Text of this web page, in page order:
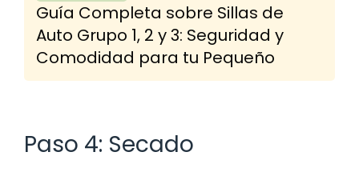
Guía Completa sobre Sillas de
Auto Grupo 1, 2 y 3: Seguridad y
Comodidad para tu Pequeño
Paso 4: Secado